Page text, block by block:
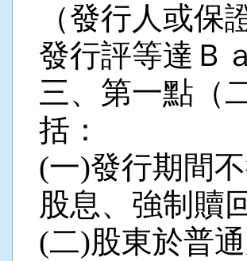
（發行人或
發行評等達Ｂ
三、第一點（
括：
(一)發行期間
股息、強制贖
(二)股東於普